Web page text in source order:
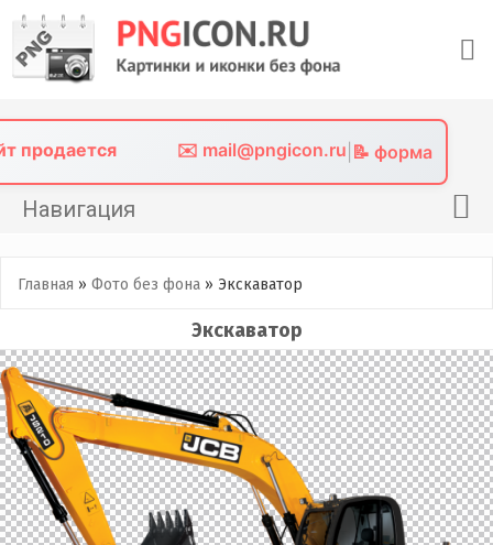
content
продается ✉️ mail@pngicon.ru 📝 форма
Навигация
Png иконки
Фото без фона
Контакты
Главная » Фото без фона » Экскаватор
Экскаватор